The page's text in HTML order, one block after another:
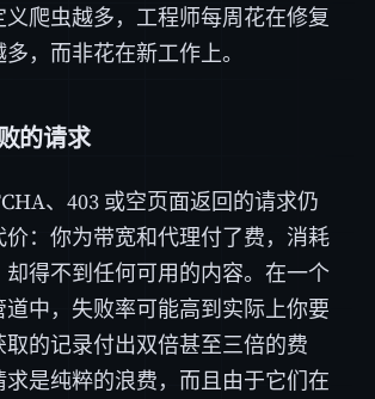
爬虫越多，工程师每周花在修复
，而非花在新工作上。
的请求
、403 或空页面返回的请求仍
：你为带宽和代理付了费，消耗
却得不到任何可用的内容。在一个
中，失败率可能高到实际上你要
的记录付出双倍甚至三倍的费
是纯粹的浪费，而且由于它们在